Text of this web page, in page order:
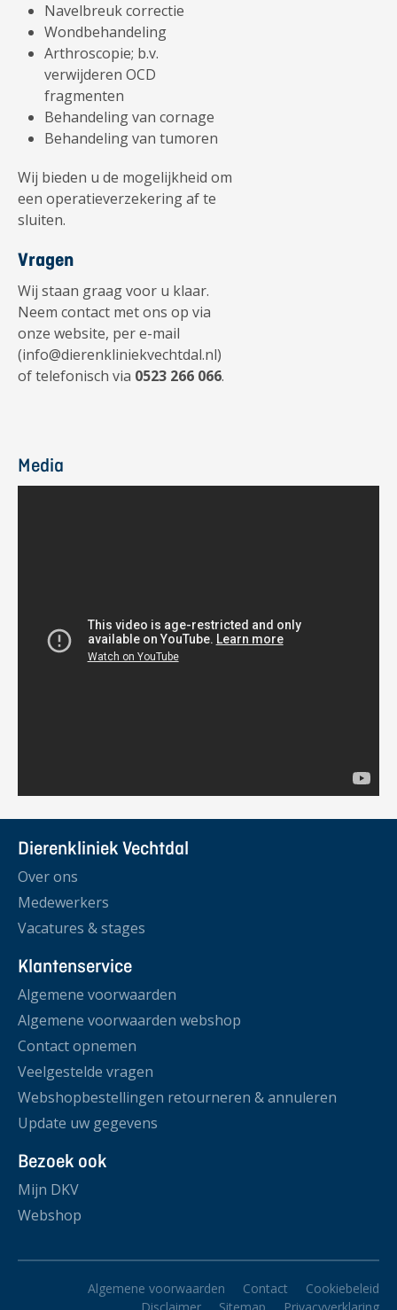
Navelbreuk correctie
Wondbehandeling
Arthroscopie; b.v.
verwijderen OCD
fragmenten
Behandeling van cornage
Behandeling van tumoren
Wij bieden u de mogelijkheid om
een operatieverzekering af te
sluiten.
Vragen
Wij staan graag voor u klaar.
Neem contact met ons op via
onze website, per e-mail
(info@dierenkliniekvechtdal.nl)
of telefonisch via 0523 266 066.
Media
Dierenkliniek Vechtdal
Over ons
Medewerkers
Vacatures & stages
Klantenservice
Algemene voorwaarden
Algemene voorwaarden webshop
Contact opnemen
Veelgestelde vragen
Webshopbestellingen retourneren & annuleren
Update uw gegevens
Bezoek ook
Mijn DKV
Webshop
Algemene voorwaarden Contact
Cookiebeleid